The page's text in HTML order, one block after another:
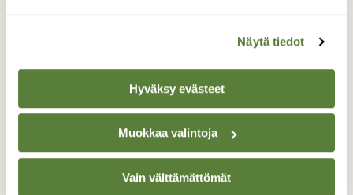
Näytä tiedot
Hyväksy evästeet
Muokkaa valintoja
Vain välttämättömät
KUUSIMETSÄ
LAJIA ETSIMÄSSÄ
POHJANTIKKA
TIKAT TIKKA